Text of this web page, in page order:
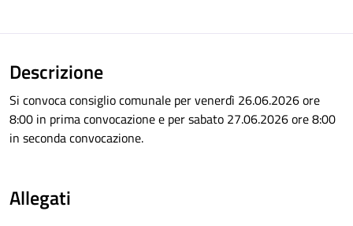
Descrizione
Si convoca consiglio comunale per venerdì 26.06.2026 ore
8:00 in prima convocazione e per sabato 27.06.2026 ore 8:00
in seconda convocazione.
Allegati